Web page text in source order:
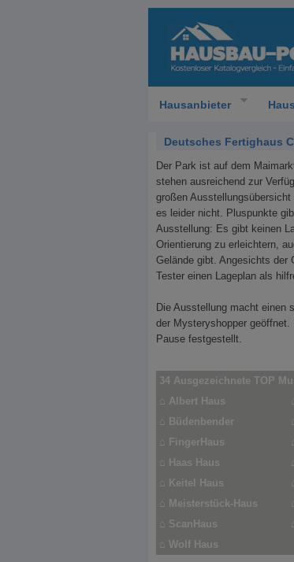
Hausanbieter
Deutsches Fertighaus
Der Park ist auf dem
stehen ausreichend zur
großen
es leider nicht. Pluspunkte
Ausstellung: Es gibt keinen
Orientierung zu erleichtern,
Gelände gibt. Angesichts der
Tester einen Lageplan als
Die Ausstellung macht einen
der Mysteryshopper
Pause festgestellt.
34 Ausgezeichnete TOP
⌂ Albert Haus
⌂ Büdenbender
⌂ FingerHaus
⌂ Haas Haus
⌂ Keitel Haus
⌂ Meisterstück-Haus
⌂ ScanHaus
⌂ Wolf Haus